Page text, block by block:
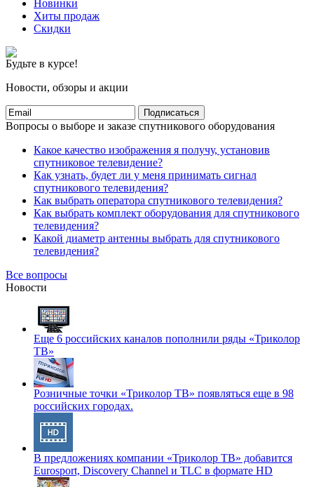
Новинки
Хиты продаж
Скидки
Будьте в курсе!
Новости, обзоры и акции
Подписаться
Вопросы о выборе и заказе спутникового оборудования
Какое качество изображения я получу, установив
спутниковое телевидение?
Как узнать, будет ли у меня принимать сигнал
спутникового телевидения?
Как выбрать оператора спутникового телевидения?
Как выбрать комплект оборудования для спутникового
телевидения?
Какой диаметр антенны выбрать для спутникового
телевидения?
Все вопросы
Новости
Еще 6 российских каналов пополнили ряды «Триколор
ТВ»
Розничные точки «Триколор ТВ» появляться еще в 98
российских городах.
В предложениях компании «Триколор ТВ» добавится
Eurosport, Discovery Channel и TLC в формате HD